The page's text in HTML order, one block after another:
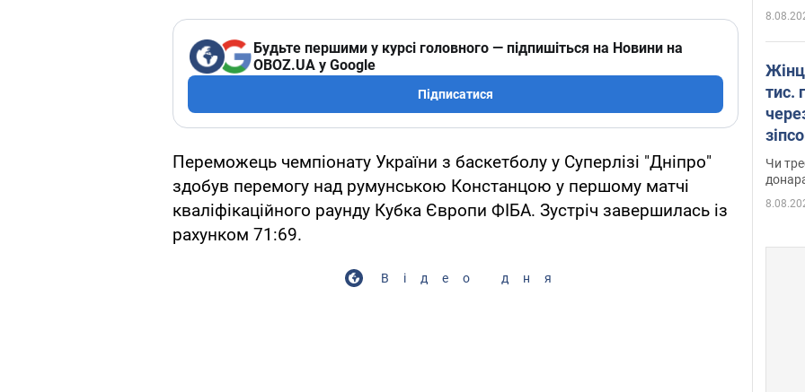
Будьте першими у курсі головного — підпишіться на Новини на
OBOZ.UA у Google
Підписатися
Переможець чемпіонату України з баскетболу у Суперлізі "Дніпро"
здобув перемогу над румунською Констанцою у першому матчі
кваліфікаційного раунду Кубка Європи ФІБА. Зустріч завершилась із
рахунком 71:69.
Відео дня
тис.
Чи